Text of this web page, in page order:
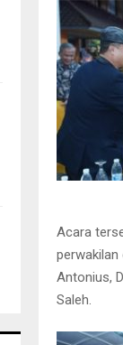
Acara
perwakilan
Antonius,
Saleh.